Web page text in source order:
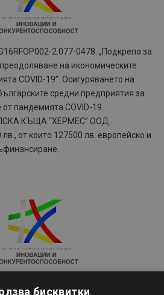
2.077-0478. „Подкрепа за
на икономическите
COVID-19”. Осигуряването на
средни предприятия за
пандемията COVID-19.
КЪЩА “ХЕРМЕС” ООД
лв., от които 127500 лв. европейско и
бисквитки